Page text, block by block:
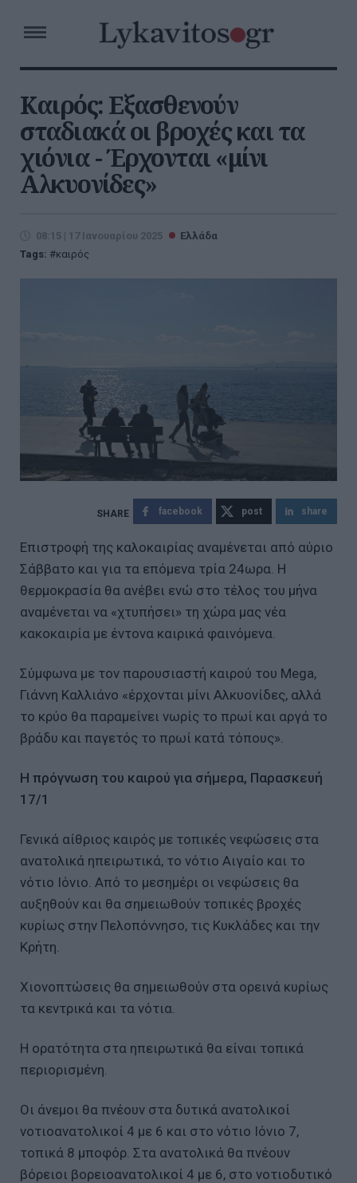
Καιρός: Εξασθενούν
σταδιακά οι βροχές και τα
χιόνια - Έρχονται «μίνι
Αλκυονίδες»
08:15 | 17 Ιανουαρίου 2025
Ελλάδα
Tags:
καιρός
facebook post share
Επιστροφή της καλοκαιρίας αναμένεται από αύριο
Σάββατο και για τα επόμενα τρία 24ωρα. Η
θερμοκρασία θα ανέβει ενώ στο τέλος του μήνα
αναμένεται να «χτυπήσει» τη χώρα μας νέα
κακοκαιρία με έντονα καιρικά φαινόμενα.
Σύμφωνα με τον παρουσιαστή καιρού του Mega,
Γιάννη Καλλιάνο «έρχονται μίνι Αλκυονίδες, αλλά
το κρύο θα παραμείνει νωρίς το πρωί και αργά το
βράδυ και παγετός το πρωί κατά τόπους».
Η πρόγνωση του καιρού για σήμερα, Παρασκευή
17/1
Γενικά αίθριος καιρός με τοπικές νεφώσεις στα
ανατολικά ηπειρωτικά, το νότιο Αιγαίο και το
νότιο Ιόνιο. Από το μεσημέρι οι νεφώσεις θα
αυξηθούν και θα σημειωθούν τοπικές βροχές
κυρίως στην Πελοπόννησο, τις Κυκλάδες και την
Κρήτη.
Χιονοπτώσεις θα σημειωθούν στα ορεινά κυρίως
τα κεντρικά και τα νότια.
Η ορατότητα στα ηπειρωτικά θα είναι τοπικά
περιορισμένη.
Οι άνεμοι θα πνέουν στα δυτικά ανατολικοί
νοτιοανατολικοί 4 με 6 και στο νότιο Ιόνιο 7,
τοπικά 8 μποφόρ. Στα ανατολικά θα πνέουν
βόρειοι βορειοανατολικοί 4 με 6, στο νοτιοδυτικό